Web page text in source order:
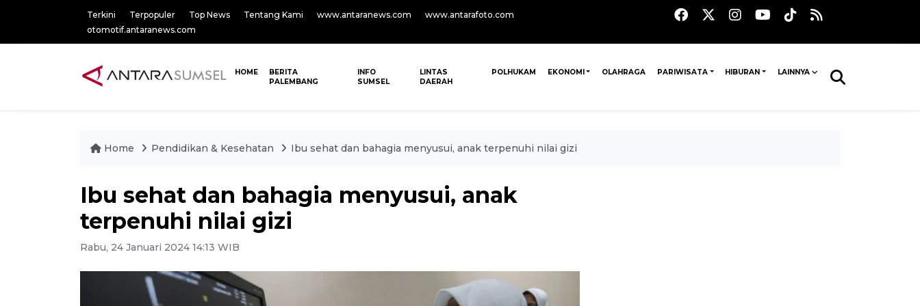
Terkini Terpopuler Top News Tentang Kami www.antaranews.com
www.antarafoto.com
otomotif.antaranews.com
HOME
BERITA
PALEMBANG
INFO
SUMSEL
LINTAS
DAERAH
POLHUKAM EKONOMI OLAHRAGA PARIWISATA HIBURAN LAINNYA
Home Pendidikan & Kesehatan Ibu sehat dan bahagia menyusui, anak terpenuhi nilai gizi
Ibu sehat dan bahagia menyusui, anak
terpenuhi nilai gizi
Rabu, 24 Januari 2024 14:13 WIB